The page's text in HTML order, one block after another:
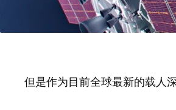
但是作为目前全球最新的载人